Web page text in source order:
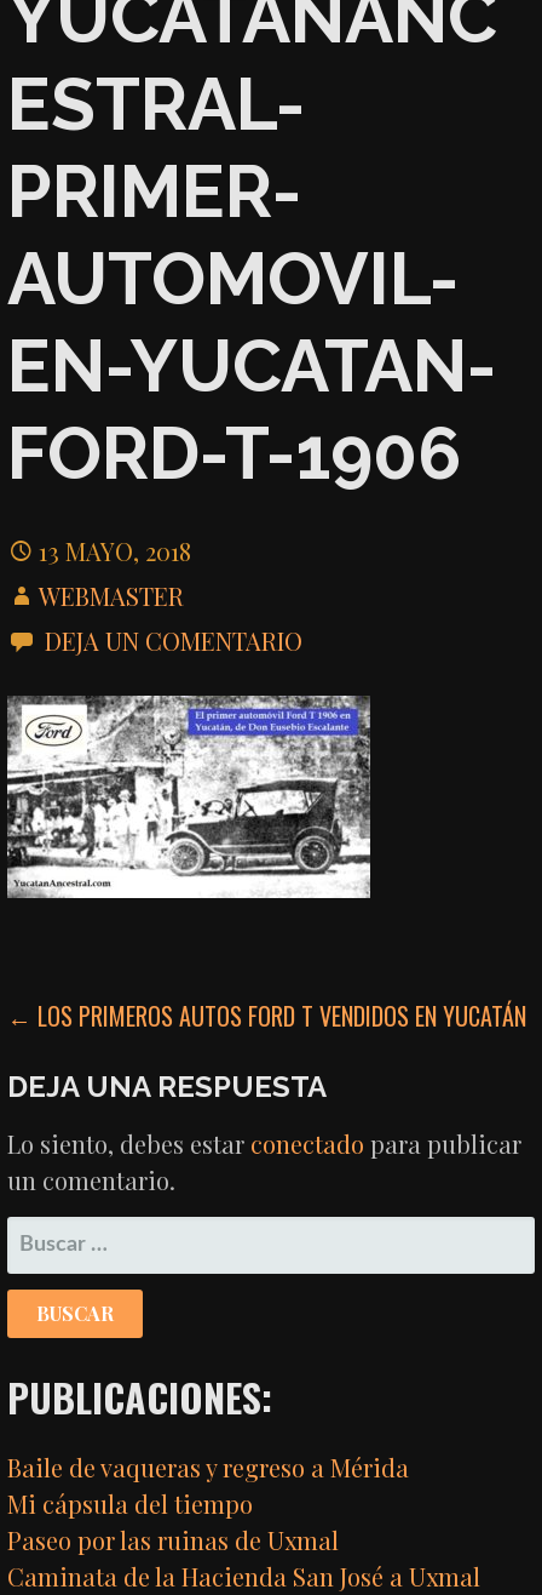
YUCATANANC
ESTRAL-
PRIMER-
AUTOMOVIL-
EN-YUCATAN-
FORD-T-1906
13 MAYO, 2018
WEBMASTER
DEJA UN COMENTARIO
NAVEGACIÓN
DE
ENTRADAS
← LOS PRIMEROS AUTOS FORD T VENDIDOS EN YUCATÁN
DEJA UNA RESPUESTA
Lo siento, debes estar conectado para publicar
un comentario.
BUSCAR:
PUBLICACIONES:
Baile de vaqueras y regreso a Mérida
Mi cápsula del tiempo
Paseo por las ruinas de Uxmal
Caminata de la Hacienda San José a Uxmal